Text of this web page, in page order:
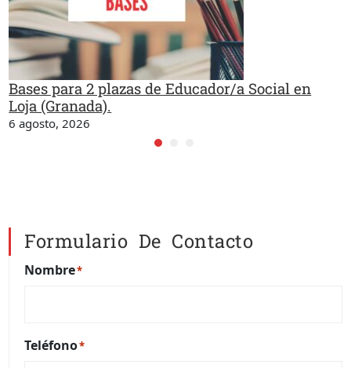
Bases para 2 plazas de Educador/a Social en
Loja (Granada).
6 agosto, 2026
Formulario De Contacto
Nombre*
Teléfono*